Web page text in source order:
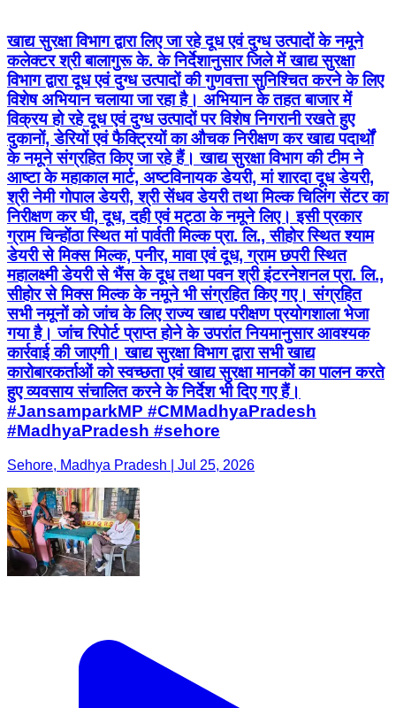
खाद्य सुरक्षा विभाग द्वारा लिए जा रहे दूध एवं दुग्ध उत्पादों के नमूने
कलेक्टर श्री बालागुरू के. के निर्देशानुसार जिले में खाद्य सुरक्षा
विभाग द्वारा दूध एवं दुग्ध उत्पादों की गुणवत्ता सुनिश्चित करने के लिए
विशेष अभियान चलाया जा रहा है। अभियान के तहत बाजार में
विक्रय हो रहे दूध एवं दुग्ध उत्पादों पर विशेष निगरानी रखते हुए
दुकानों, डेरियों एवं फैक्ट्रियों का औचक निरीक्षण कर खाद्य पदार्थों
के नमूने संग्रहित किए जा रहे हैं। खाद्य सुरक्षा विभाग की टीम ने
आष्टा के महाकाल मार्ट, अष्टविनायक डेयरी, मां शारदा दूध डेयरी,
श्री नेमी गोपाल डेयरी, श्री सेंधव डेयरी तथा मिल्क चिलिंग सेंटर का
निरीक्षण कर घी, दूध, दही एवं मट्ठा के नमूने लिए। इसी प्रकार
ग्राम चिन्होंठा स्थित मां पार्वती मिल्क प्रा. लि., सीहोर स्थित श्याम
डेयरी से मिक्स मिल्क, पनीर, मावा एवं दूध, ग्राम छपरी स्थित
महालक्ष्मी डेयरी से भैंस के दूध तथा पवन श्री इंटरनेशनल प्रा. लि.,
सीहोर से मिक्स मिल्क के नमूने भी संग्रहित किए गए। संग्रहित
सभी नमूनों को जांच के लिए राज्य खाद्य परीक्षण प्रयोगशाला भेजा
गया है। जांच रिपोर्ट प्राप्त होने के उपरांत नियमानुसार आवश्यक
कार्रवाई की जाएगी। खाद्य सुरक्षा विभाग द्वारा सभी खाद्य
कारोबारकर्ताओं को स्वच्छता एवं खाद्य सुरक्षा मानकों का पालन करते
हुए व्यवसाय संचालित करने के निर्देश भी दिए गए हैं।
#JansamparkMP #CMMadhyaPradesh
#MadhyaPradesh #sehore
Sehore, Madhya Pradesh | Jul 25, 2026